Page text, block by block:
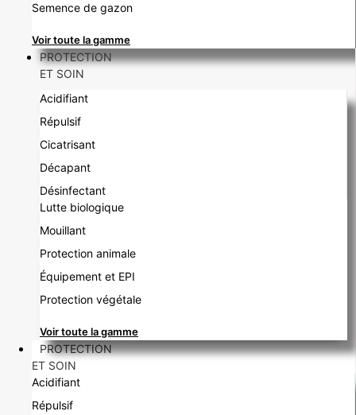
Semence de gazon
Voir toute la gamme
PROTECTION
ET SOIN
Acidifiant
Répulsif
Cicatrisant
Décapant
Désinfectant
Lutte biologique
Mouillant
Protection animale
Équipement et EPI
Protection végétale
Voir toute la gamme
PROTECTION
ET SOIN
Acidifiant
Répulsif